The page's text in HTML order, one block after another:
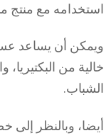
استخدامه مع منتج
ويمكن أن يساعد
خالية من
الشباب.
أيضا، وبالنظر إلى